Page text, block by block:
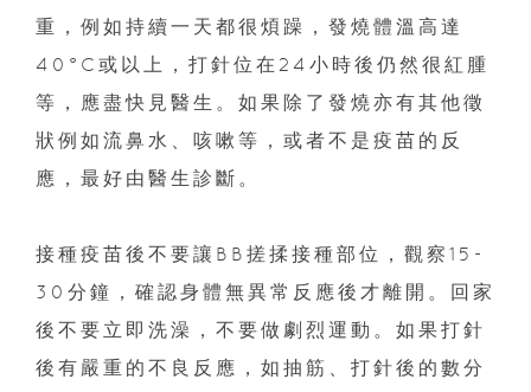
重，例如持續一天都很煩躁，發燒體溫高達
40°C或以上，打針位在24小時後仍然很紅腫
等，應盡快見醫生。如果除了發燒亦有其他徵
狀例如流鼻水、咳嗽等，或者不是疫苗的反
應，最好由醫生診斷。
接種疫苗後不要讓BB搓揉接種部位，觀察15-
30分鐘，確認身體無異常反應後才離開。回家
後不要立即洗澡，不要做劇烈運動。如果打針
後有嚴重的不良反應，如抽筋、打針後的數分